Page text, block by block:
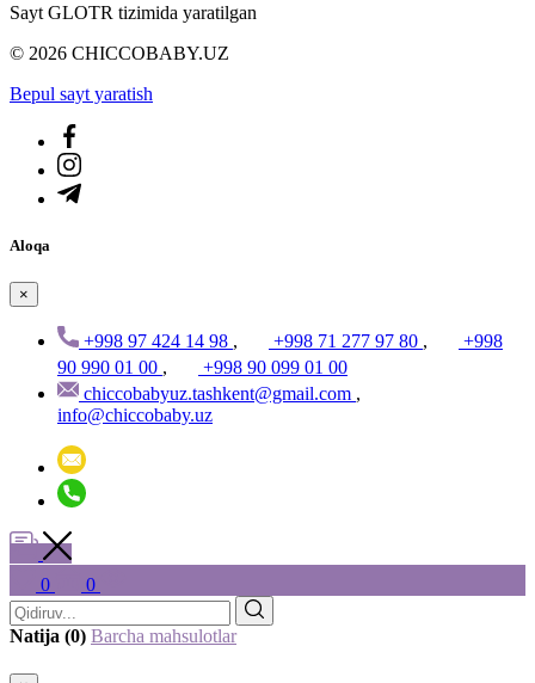
Sayt GLOTR tizimida yaratilgan
© 2026 CHICCOBABY.UZ
Bepul sayt yaratish
Aloqa
×
+998 97 424 14 98 , +998 71 277 97 80 ,
+998
90 990 01 00 ,
+998 90 099 01 00
chiccobabyuz.tashkent@gmail.com ,
info@chiccobaby.uz
0 0
Natija (0) Barcha mahsulotlar